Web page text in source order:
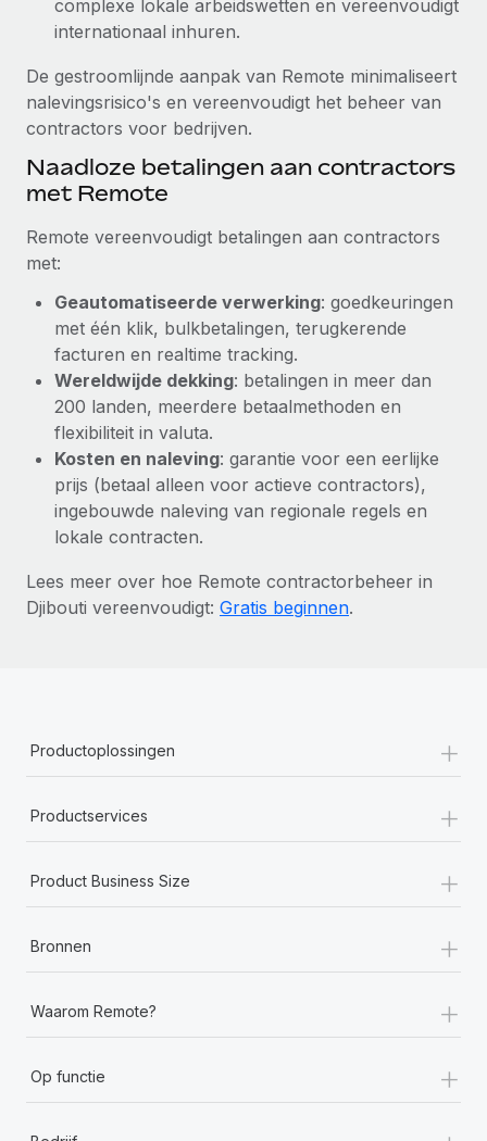
Phiture, een toonaangevende leider in de wereldwijde
Meer informatie
complexe lokale arbeidswetten en vereenvoudigt
internationaal inhuren.
De gestroomlijnde aanpak van Remote minimaliseert
nalevingsrisico's en vereenvoudigt het beheer van
contractors voor bedrijven.
Naadloze betalingen aan contractors
met Remote
Remote vereenvoudigt betalingen aan contractors
met:
Geautomatiseerde verwerking: goedkeuringen
met één klik, bulkbetalingen, terugkerende
facturen en realtime tracking.
Wereldwijde dekking: betalingen in meer dan
200 landen, meerdere betaalmethoden en
flexibiliteit in valuta.
Kosten en naleving: garantie voor een eerlijke
prijs (betaal alleen voor actieve contractors),
ingebouwde naleving van regionale regels en
lokale contracten.
Lees meer over hoe Remote contractorbeheer in
Djibouti vereenvoudigt: Gratis beginnen.
Productoplossingen +
Productservices +
Product Business Size +
Bronnen +
Waarom Remote? +
Op functie +